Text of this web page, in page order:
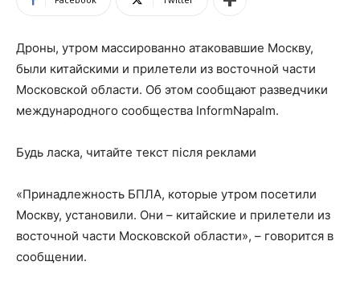
Дроны, утром массированно атаковавшие Москву,
были китайскими и прилетели из восточной части
Московской области. Об этом сообщают разведчики
международного сообщества InformNapalm.
Будь ласка, читайте текст після реклами
«Принадлежность БПЛА, которые утром посетили
Москву, установили. Они – китайские и прилетели из
восточной части Московской области», – говорится в
сообщении.